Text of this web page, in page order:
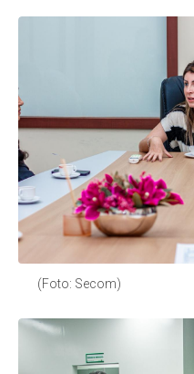
(Foto: Secom)